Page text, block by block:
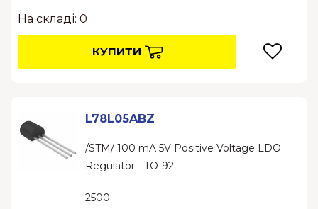
На складі: 0
КУПИТИ
L78L05ABZ
/STM/ 100 mA 5V Positive Voltage LDO
Regulator - TO-92
2500